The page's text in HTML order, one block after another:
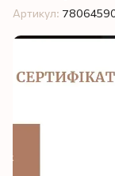
Артикул: